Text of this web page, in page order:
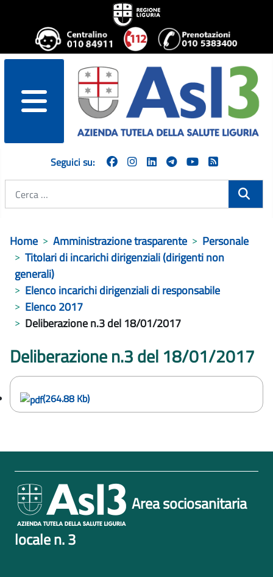
menu
Seguici su:
Home Amministrazione trasparente
Personale
Titolari di incarichi dirigenziali (dirigenti non
generali)
Elenco incarichi dirigenziali di responsabile
Elenco 2017
Deliberazione n.3 del 18/01/2017
Deliberazione n.3 del 18/01/2017
(264.88 Kb)
Area sociosanitaria
locale n. 3